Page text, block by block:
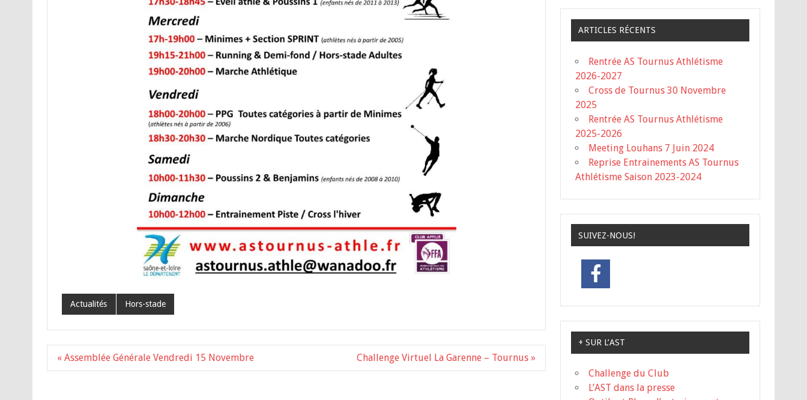
Actualités Hors-stade
Navigation
« Assemblée Générale Vendredi 15 Novembre Challenge Virtuel La Garenne – Tournus »
ARTICLES RÉCENTS
Rentrée AS Tournus Athlétisme
2026-2027
Cross de Tournus 30 Novembre
2025
Rentrée AS Tournus Athlétisme
2025-2026
Meeting Louhans 7 Juin 2024
Reprise Entrainements AS Tournus
Athlétisme Saison 2023-2024
SUIVEZ-NOUS!
+ SUR L’AST
Challenge du Club
L’AST dans la presse